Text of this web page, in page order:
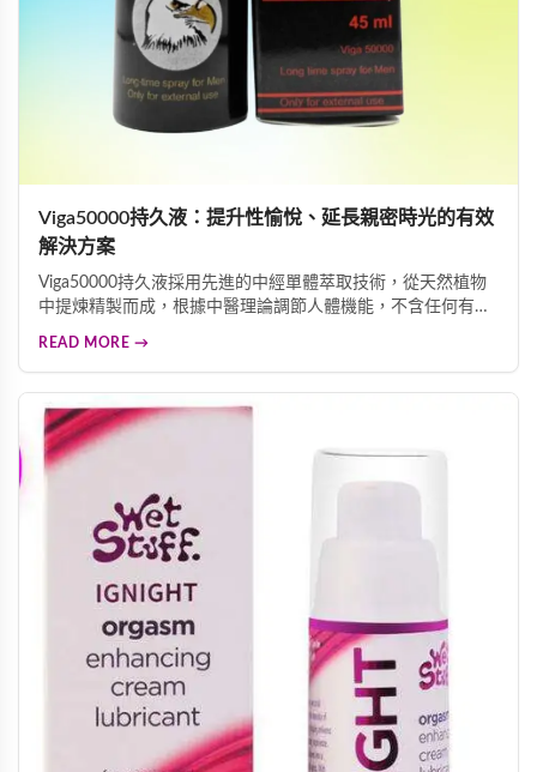
Viga50000持久液：提升性愉悅、延長親密時光的有效
解決方案
Viga50000持久液採用先進的中經單體萃取技術，從天然植物
中提煉精製而成，根據中醫理論調節人體機能，不含任何有毒
惠，是追求高品質伴侶生活的理想選擇。
READ MORE →